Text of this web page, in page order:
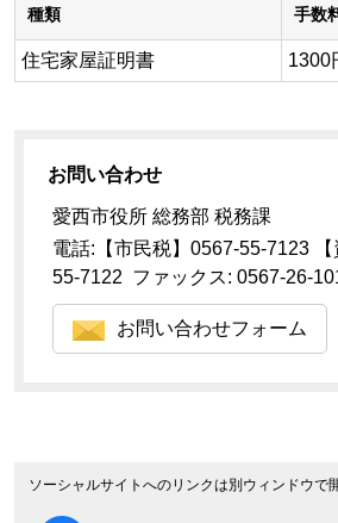
種類 手数
住宅家屋証明書 1300
お問い合わせ
愛西市役所 総務部 税務課
電話:【市民税】0567-55-7123
55-7122 ファックス: 0567-26-
お問い合わせフォーム
ソーシャルサイトへのリンクは別ウィンドウで